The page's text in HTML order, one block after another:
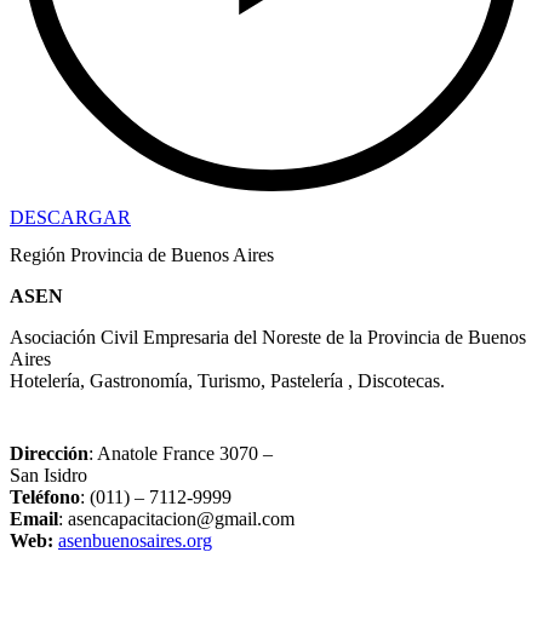
DESCARGAR
Región Provincia de Buenos Aires
ASEN
Asociación Civil Empresaria del Noreste de la Provincia de Buenos
Aires
Hotelería, Gastronomía, Turismo, Pastelería , Discotecas.
Dirección: Anatole France 3070 –
San Isidro
Teléfono: (011) – 7112-9999
Email: asencapacitacion@gmail.com
Web: asenbuenosaires.org